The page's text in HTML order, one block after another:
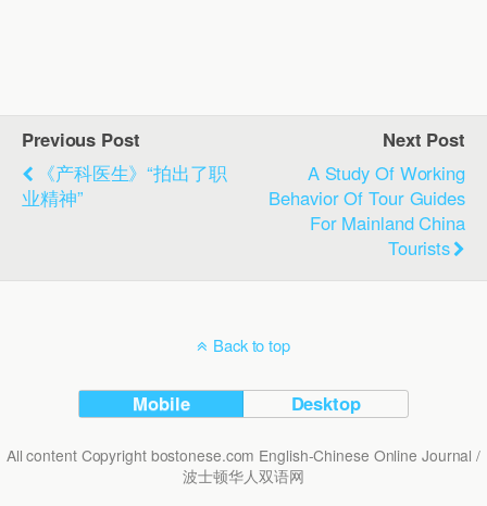
Previous Post
《产科医生》“拍出了职
业精神”
Next Post
A Study Of Working
Behavior Of Tour Guides
For Mainland China
Tourists
Back to top
Mobile Desktop
All content Copyright bostonese.com English-Chinese Online Journal /
波士顿华人双语网